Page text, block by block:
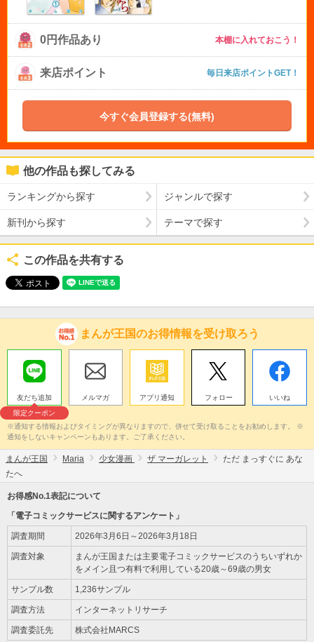
0円作品あり 本棚に入れておこう！
来店ポイント 毎日来店ポイントGET！
今すぐ会員登録する(無料)
他の作品も探してみる
ランキングから探す ジャンルで探す
新刊から探す テーマで探す
この作品を共有する
まんが王国のお得情報を受け取ろう
友だち追加
限定クーポン
メルマガ アプリ通知 フォロー いいね
※通知する情報およびタイミングが異なりますので、併せて受け取ることをお勧めします。 ※
通知をしないキャンペーンもあります。ご了承ください。
まんが王国 Maria 少女漫画 ザ マーガレット
ただ まっすぐに あな
たへ
お得感No.1表記について
「電子コミックサービスに関するアンケート」
調査期間 2026年3月6日～2026年3月18日
調査対象
まんが王国または主要電子コミックサービスのうちいずれか
をメイン且つ有料で利用している20歳～69歳の男女
サンプル数 1,236サンプル
調査方法 インターネットリサーチ
調査委託先 株式会社MARCS